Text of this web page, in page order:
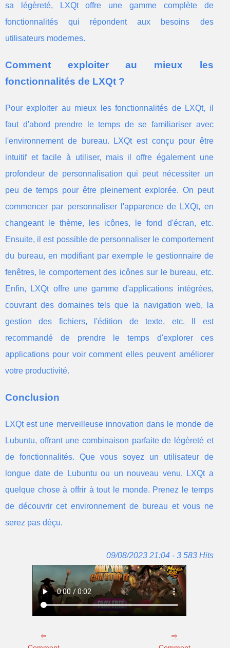
sa légèreté, LXQt offre une gamme complète de
fonctionnalités qui répondent aux besoins des
utilisateurs modernes.
Comment exploiter au mieux les
fonctionnalités de LXQt ?
Pour exploiter au mieux les fonctionnalités de LXQt, il
faut d'abord prendre le temps de se familiariser avec
l'environnement de bureau. LXQt est conçu pour être
intuitif et facile à utiliser, mais il offre également une
profondeur de personnalisation qui peut nécessiter un
peu de temps pour être pleinement explorée. On peut
commencer par personnaliser l'apparence de LXQt, en
changeant le thème, les icônes, le fond d'écran, etc.
Ensuite, il est possible de personnaliser le comportement
du bureau, en modifiant par exemple le gestionnaire de
fenêtres, le comportement des icônes sur le bureau, etc.
Enfin, LXQt offre une gamme d'applications intégrées,
couvrant des domaines tels que la navigation web, la
gestion des fichiers, l'édition de texte, etc. Il est
recommandé de prendre le temps d'explorer ces
applications pour voir comment elles peuvent améliorer
votre productivité.
Conclusion
LXQt est une merveilleuse innovation dans le monde de
Lubuntu, offrant une combinaison parfaite de légèreté et
de fonctionnalités. Que vous soyez un utilisateur de
longue date de Lubuntu ou un nouveau venu, LXQt a
quelque chose à offrir à tout le monde. Prenez le temps
de découvrir cet environnement de bureau et vous ne
serez pas déçu.
09/08/2023 21:04 - 3 583 Hits